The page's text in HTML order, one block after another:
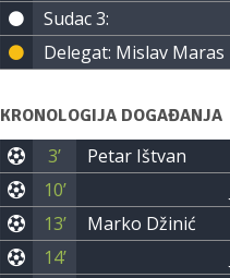
Sudac 3:
Delegat: Mislav Maras
KRONOLOGIJA DOGAĐANJA
3’ Petar Ištvan
10’
13’
Marko Džinić
14’